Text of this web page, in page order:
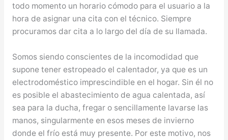
todo momento un horario cómodo para el usuario a la
hora de asignar una cita con el técnico. Siempre
procuramos dar cita a lo largo del día de su llamada.
Somos siendo conscientes de la incomodidad que
supone tener estropeado el calentador, ya que es un
electrodoméstico imprescindible en el hogar. Sin él no
es posible el abastecimiento de agua calentada, así
sea para la ducha, fregar o sencillamente lavarse las
manos, singularmente en esos meses de invierno
donde el frío está muy presente. Por este motivo, nos